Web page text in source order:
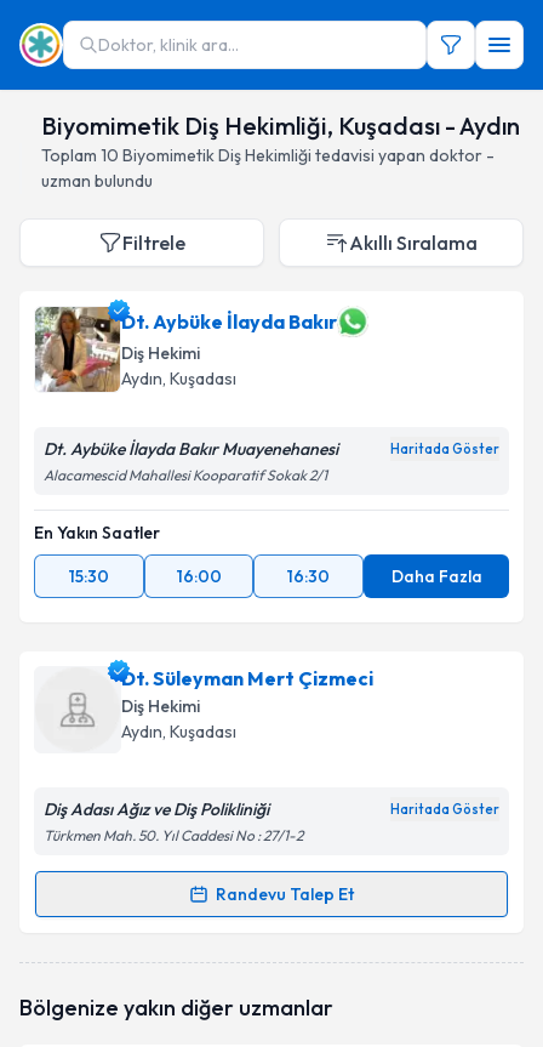
Doktor, klinik ara...
Biyomimetik Diş Hekimliği, Kuşadası - Aydın
Toplam 10 Biyomimetik Diş Hekimliği tedavisi yapan doktor -
uzman bulundu
Filtrele Akıllı Sıralama
Dt. Aybüke İlayda Bakır
Diş Hekimi
Aydın, Kuşadası
Dt. Aybüke İlayda Bakır Muayenehanesi Haritada Göster
Alacamescid Mahallesi Kooparatif Sokak 2/1
En Yakın Saatler
15:30
16:00 16:30 Daha Fazla
Dt. Süleyman Mert Çizmeci
Diş Hekimi
Aydın, Kuşadası
Diş Adası Ağız ve Diş Polikliniği Haritada Göster
Türkmen Mah. 50. Yıl Caddesi No : 27/1-2
Randevu Talep Et
Randevu Takvimi Talebi
talebi oluşturun. Size bu uzmandan randevu almanız
Bölgenize yakın diğer uzmanlar